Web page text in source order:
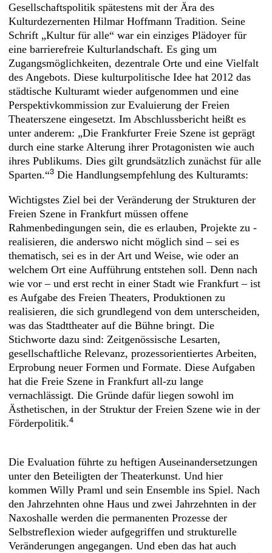
Gesellschaftspolitik spätestens mit der Ära des
Kulturdezernenten Hilmar Hoffmann Tradition. Seine
Schrift „Kultur für alle“ war ein einziges Plädoyer für
eine barrierefreie Kulturlandschaft. Es ging um
Zugangsmöglichkeiten, dezentrale Orte und eine Vielfalt
des Angebots. Diese kulturpolitische Idee hat 2012 das
städtische Kulturamt wieder aufgenommen und eine
Perspektivkommission zur Evaluierung der Freien
Theaterszene eingesetzt. Im Abschlussbericht heißt es
unter anderem: „Die Frankfurter Freie Szene ist geprägt
durch eine starke Alterung ihrer Protagonisten wie auch
ihres Publikums. Dies gilt grundsätzlich zunächst für alle
Sparten.“3Die Handlungsempfehlung des Kulturamts:
Wichtigstes Ziel bei der Veränderung der Strukturen der
Freien Szene in Frankfurt müssen offene
Rahmenbedingungen sein, die es erlauben, Projekte zu ­
realisieren, die anderswo nicht möglich sind – sei es
thematisch, sei es in der Art und Weise, wie oder an
welchem Ort eine Aufführung entstehen soll. Denn nach
wie vor – und erst recht in einer Stadt wie Frankfurt – ist
es Aufgabe des Freien Theaters, Produktionen zu
realisieren, die sich grundlegend von dem unterscheiden,
was das Stadttheater auf die Bühne bringt. Die
Stichworte dazu sind: Zeitgenössische Lesarten,
gesellschaftliche Relevanz, prozessorientiertes Arbeiten,
Erprobung neuer Formen und Formate. Diese Aufgaben
hat die Freie Szene in Frankfurt all-zu lange
vernachlässigt. Die Gründe dafür liegen sowohl im
Ästhetischen, in der Struktur der Freien Szene wie in der
Förderpolitik.4
Die Evaluation führte zu heftigen Auseinandersetzungen
unter den Beteiligten der Theaterkunst. Und hier
kommen Willy Praml und sein Ensemble ins Spiel. Nach
den Jahrzehnten ohne Haus und zwei Jahrzehnten in der
Naxoshalle werden die permanenten Prozesse der
Selbstreflexion wieder aufgegriffen und strukturelle
Veränderungen angegangen. Und eben das hat auch